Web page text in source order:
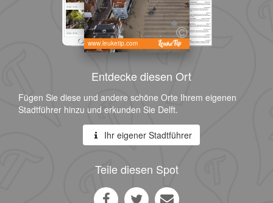
www.leuketip.com
Entdecke diesen Ort
Fügen Sie diese und andere schöne Orte Ihrem eigenen
Stadtführer hinzu und erkunden Sie Delft.
Ihr eigener Stadtführer
Teile diesen Spot